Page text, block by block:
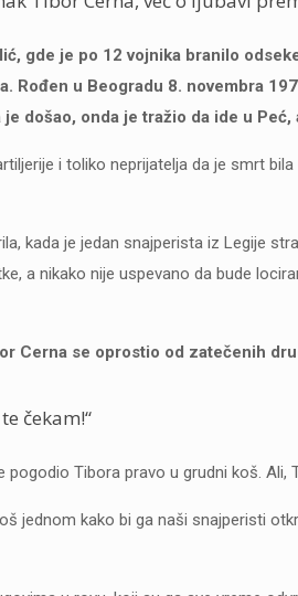
gde je po 12 vojnika branilo
Rođen u Beogradu 8. novembra
došao, onda je tražio da ide u
i toliko neprijatelja da je smrt
kada je jedan snajperista iz Legije
a nikako nije uspevano da bude
Cerna se oprostio od zatečenih
čekam!“
Tibora pravo u grudni koš. Ali,
jednom kako bi ga naši snajperisti